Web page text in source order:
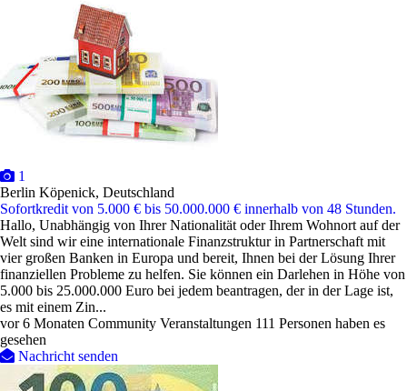
1
Berlin Köpenick, Deutschland
Sofortkredit von 5.000 € bis 50.000.000 € innerhalb von 48 Stunden.
Hallo, Unabhängig von Ihrer Nationalität oder Ihrem Wohnort auf der
Welt sind wir eine internationale Finanzstruktur in Partnerschaft mit
vier großen Banken in Europa und bereit, Ihnen bei der Lösung Ihrer
finanziellen Probleme zu helfen. Sie können ein Darlehen in Höhe von
5.000 bis 25.000.000 Euro bei jedem beantragen, der in der Lage ist,
es mit einem Zin...
vor 6 Monaten Community Veranstaltungen 111 Personen haben es
gesehen
Nachricht senden